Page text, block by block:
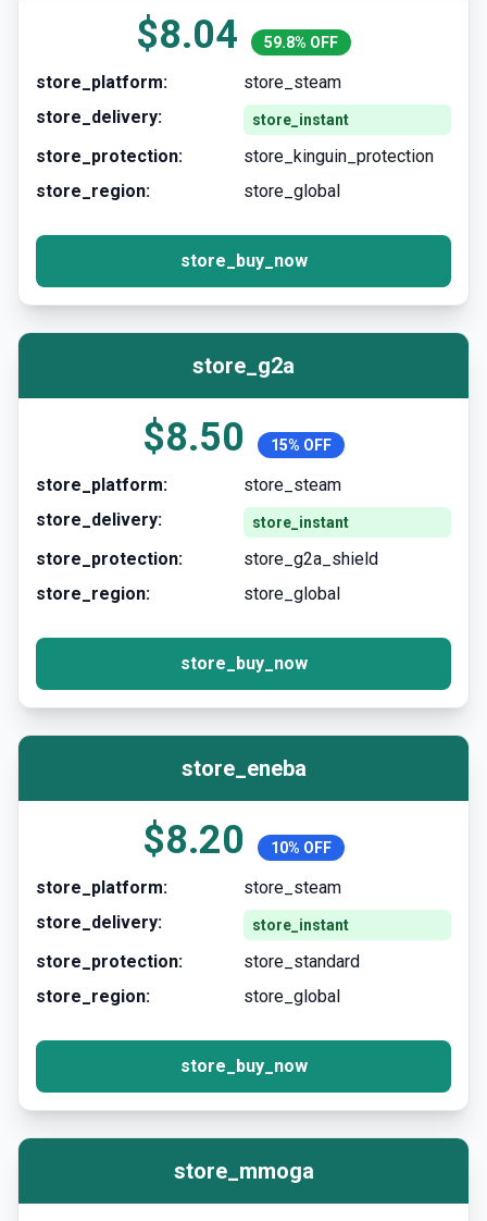
$8.04 59.8% OFF
store_platform:
store_steam
store_delivery:
store_instant
store_protection:
store_kinguin_protection
store_region:
store_global
store_buy_now
store_g2a
$8.50 15% OFF
store_platform:
store_steam
store_delivery:
store_instant
store_protection:
store_g2a_shield
store_region:
store_global
store_buy_now
store_eneba
$8.20 10% OFF
store_platform:
store_steam
store_delivery:
store_instant
store_protection:
store_standard
store_region:
store_global
store_buy_now
store_mmoga